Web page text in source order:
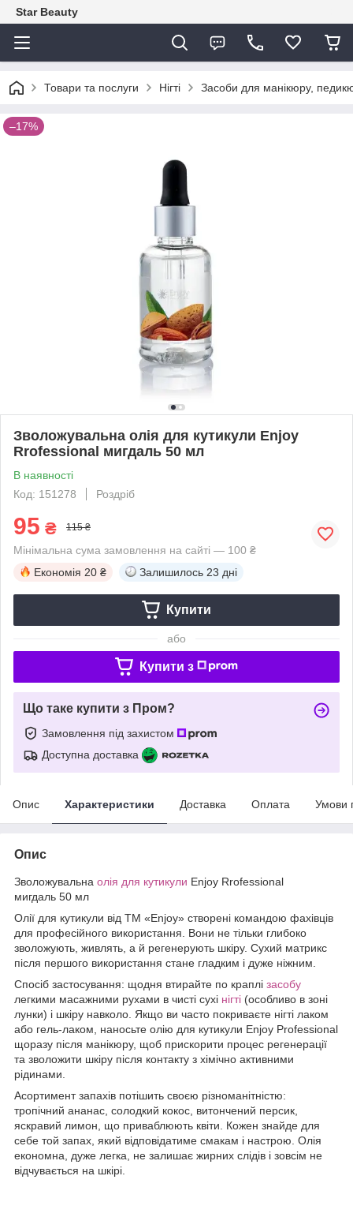
Star Beauty
Товари та послуги Нігті Засоби для манікюру,
–17%
Зволожувальна олія для кутикули Enjoy
Rrofessional мигдаль 50 мл
В наявності
Код: 151278
Роздріб
95 ₴ 115 ₴
Мінімальна сума замовлення на сайті — 100 ₴
Економія 20 ₴ Залишилось 23 дні
Купити
або
Купити з
Що таке купити з Пром?
Замовлення під захистом
Доступна доставка
Опис Характеристики Доставка Оплата Умови
Опис
Зволожувальна олія для кутикули Enjoy Rrofessional
мигдаль 50 мл
Олії для кутикули від ТМ «Enjoy» створені командою фахівців
для професійного використання. Вони не тільки глибоко
зволожують, живлять, а й регенерують шкіру. Сухий матрикс
після першого використання стане гладким і дуже ніжним.
Спосіб застосування: щодня втирайте по краплі засобу
легкими масажними рухами в чисті сухі нігті (особливо в зоні
лунки) і шкіру навколо. Якщо ви часто покриваєте нігті лаком
або гель-лаком, наносьте олію для кутикули Enjoy Professional
щоразу після манікюру, щоб прискорити процес регенерації
та зволожити шкіру після контакту з хімічно активними
рідинами.
Асортимент запахів потішить своєю різноманітністю:
тропічний ананас, солодкий кокос, витончений персик,
яскравий лимон, що приваблюють квіти. Кожен знайде для
себе той запах, який відповідатиме смакам і настрою. Олія
економна, дуже легка, не залишає жирних слідів і зовсім не
відчувається на шкірі.